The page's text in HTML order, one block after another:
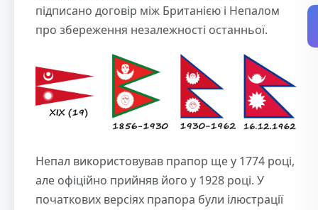
підписано договір між Британією і Непалом
про збереження незалежності останньої.
Непал використовував прапор ще у 1774 році,
але офіційно прийняв його у 1928 році. У
початкових версіях прапора були ілюстрації